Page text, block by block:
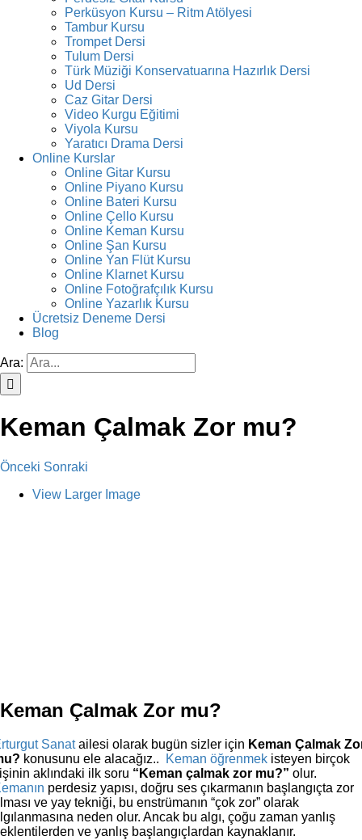
Perküsyon Kursu – Ritm Atölyesi
Tambur Kursu
Trompet Dersi
Tulum Dersi
Türk Müziği Konservatuarına Hazırlık Dersi
Ud Dersi
Caz Gitar Dersi
Video Kurgu Eğitimi
Viyola Kursu
Yaratıcı Drama Dersi
Online Kurslar
Online Gitar Kursu
Online Piyano Kursu
Online Bateri Kursu
Online Çello Kursu
Online Keman Kursu
Online Şan Kursu
Online Yan Flüt Kursu
Online Klarnet Kursu
Online Fotoğrafçılık Kursu
Online Yazarlık Kursu
Ücretsiz Deneme Dersi
Blog
Ara:
Keman Çalmak Zor mu?
Önceki Sonraki
View Larger Image
Keman Çalmak Zor mu?
Sanatailesi olarak bugün sizler için Keman Çalmak
konusunu ele alacağız.. Keman öğrenmek isteyen birçok
aklındaki ilk soru “Keman çalmak zor mu?” olur.
perdesiz yapısı, doğru ses çıkarmanın başlangıçta zor
ve yay tekniği, bu enstrümanın “çok zor” olarak
neden olur. Ancak bu algı, çoğu zaman yanlış
ve yanlış başlangıçlardan kaynaklanır.